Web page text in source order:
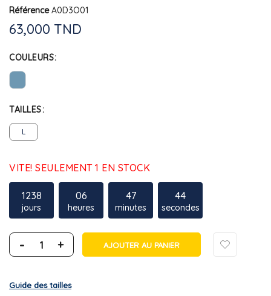
Référence A0D3O01
63,000 TND
COULEURS
TAILLES
L
VITE! SEULEMENT 1 EN STOCK
1238 06 47 44
jours heures minutes secondes
- + AJOUTER AU PANIER
Guide des tailles